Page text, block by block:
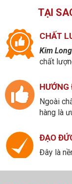
TẠI
CHẤT
Kim Long
chất
HƯỚNG
Ngoài
hàng là
ĐẠO
Đây là